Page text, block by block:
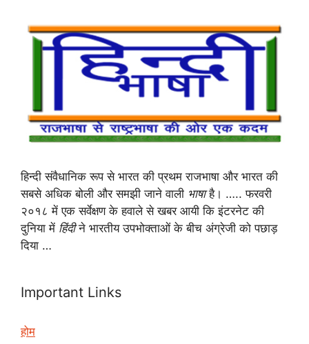
हिन्दी संवैधानिक रूप से भारत की प्रथम राजभाषा और भारत की
सबसे अधिक बोली और समझी जाने वाली भाषाहै। ….. फरवरी
२०१८ में एक सर्वेक्षण के हवाले से खबर आयी कि इंटरनेट की
दुनिया में हिंदीने भारतीय उपभोक्ताओं के बीच अंग्रेजी को पछाड़
दिया …
Important Links
होम